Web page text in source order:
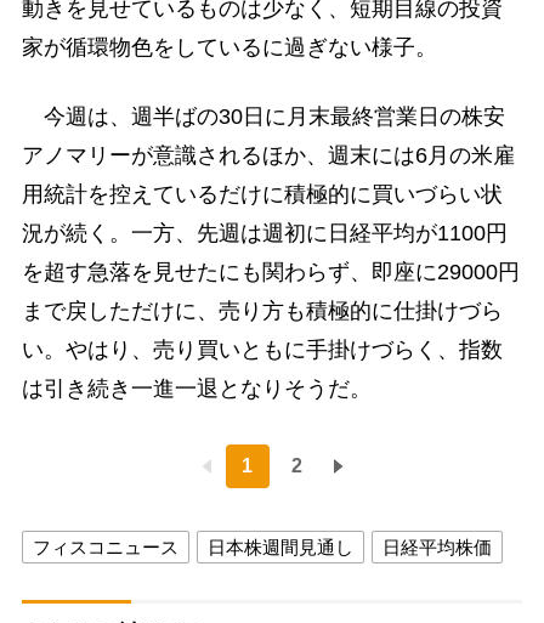
動きを見せているものは少なく、短期目線の投資
家が循環物色をしているに過ぎない様子。
今週は、週半ばの30日に月末最終営業日の株安
アノマリーが意識されるほか、週末には6月の米雇
用統計を控えているだけに積極的に買いづらい状
況が続く。一方、先週は週初に日経平均が1100円
を超す急落を見せたにも関わらず、即座に29000円
まで戻しただけに、売り方も積極的に仕掛けづら
い。やはり、売り買いともに手掛けづらく、指数
は引き続き一進一退となりそうだ。
1 2
フィスコニュース 日本株週間見通し 日経平均株価